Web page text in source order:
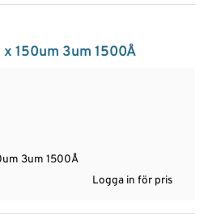
150um 3um 1500Å
3um 1500Å
Logga in för pris